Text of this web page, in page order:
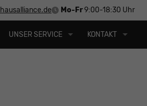
Mo-Fr9:00-18:30 Uhr
UNSER SERVICE KONTAKT